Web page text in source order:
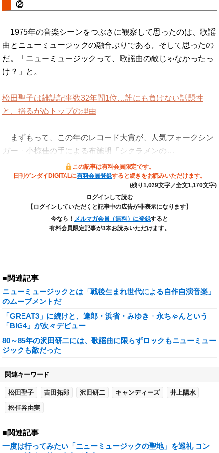
②
1975年の音楽シーンをつぶさに観察して思ったのは、歌謡
曲とニューミュージックの融合ぶりである。そして思ったの
だ。「ニューミュージックって、歌謡曲の敵じゃなかったっ
け？」と。
松田聖子は雑誌記事数32年間1位…誰にも負けない話題性
と、揺るがぬトップの理由
まずもって、この年のレコード大賞が、人気フォークシン
ガー・小椋佳の手による布施明「シクラメンの…
この記事は有料会員限定です。
日刊ゲンダイDIGITALに有料会員登録すると続きをお読みいただけます。
(残り1,029文字／全文1,170文字)
ログインして読む
【ログインしていただくと記事中の広告が非表示になります】
今なら！ メルマガ会員（無料）に登録すると
有料会員限定記事が3本お読みいただけます。
■関連記事
ニューミュージックとは「戦後生まれ世代による自作自演音楽」
のムーブメントだ
「GREAT3」に続けと、達郎・浜省・みゆき・永ちゃんという
「BIG4」が次々デビュー
80～85年の沢田研二には、歌謡曲に限らずロックもニューミュー
ジックも敵だった
関連キーワード
松田聖子 吉田拓郎 沢田研二 キャンディーズ 井上陽水
松任谷由実
■関連記事
一度は行ってみたい「ニューミュージックの聖地」を巡礼 コン